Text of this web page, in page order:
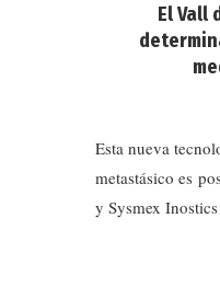
El Vall
Esta nueva
metastásico es
y Sysmex